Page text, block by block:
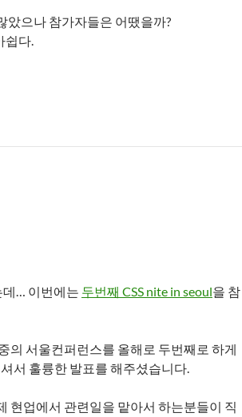
았으나 참가자들은 어땠을까?
쉽다.
데… 이번에는 두번째 CSS nite in seoul을 참
의 서울컨퍼런스를 올해로 두번째로 하게
서 훌륭한 발표를 해주셨습니다.
현업에서 관련일을 맡아서 하는분들이 직